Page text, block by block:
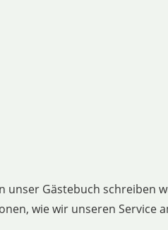
unser Gästebuch schreiben
wie wir unseren Service